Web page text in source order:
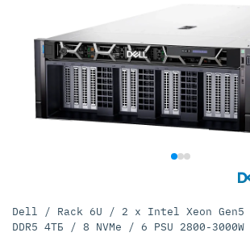
Dell / Rack 6U / 2 x Intel Xeon Gen5
DDR5 4ТБ / 8 NVMe / 6 PSU 2800-